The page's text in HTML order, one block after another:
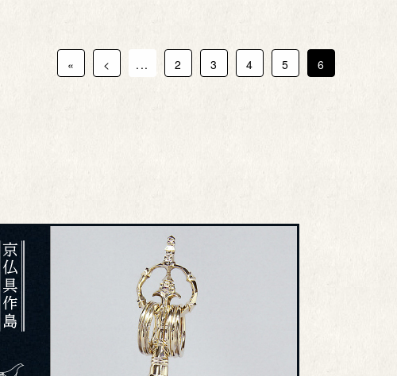
« < ... 2 3 4 5 6